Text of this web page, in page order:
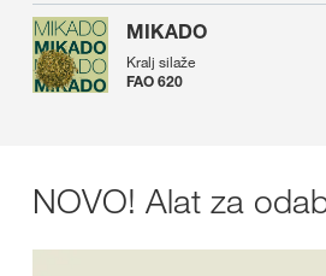
MIKADO
Kralj silaže
FAO 620
NOVO! Alat za